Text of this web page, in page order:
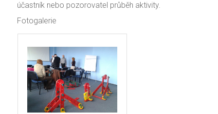
účastník nebo pozorovatel průběh aktivity.
Fotogalerie